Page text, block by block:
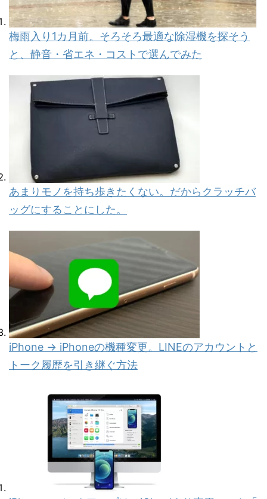
梅雨入り1カ月前。そろそろ最適な除湿機を探そう
と、静音・省エネ・コストで選んでみた
あまりモノを持ち歩きたくない。だからクラッチバ
ッグにすることにした。
iPhone → iPhoneの機種変更。LINEのアカウントと
トーク履歴を引き継ぐ方法